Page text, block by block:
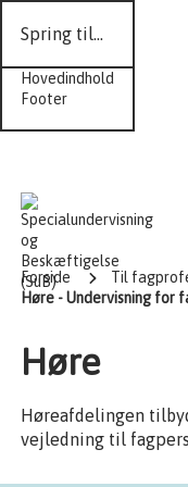
Spring til...
Hovedindhold
Footer
Forside
Til
Høre - Undervisning for
Høre
Høreafdelingen
vejledning til